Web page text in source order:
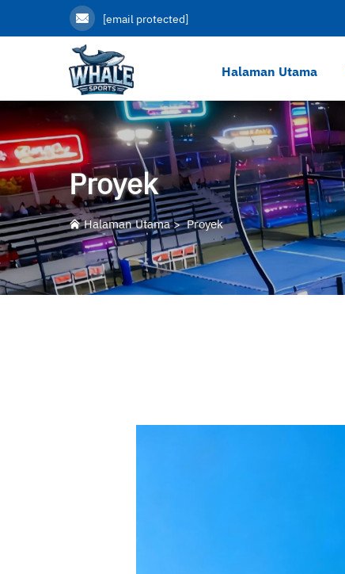
[email protected]
Halaman Utama
Proyek
Halaman Utama>Proyek